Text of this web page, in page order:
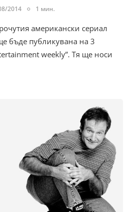
2014 1 мин.
американски сериал
бъде публикувана на 3
weekly”. Тя ще носи